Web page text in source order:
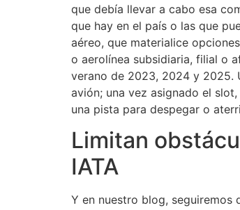
que debía llevar a cabo esa
que hay en el país o las que
aéreo, que materialice
o aerolínea subsidiaria, filial o
verano de 2023, 2024 y 2025.
avión; una vez asignado el
una pista para despegar o
Limitan
IATA
Y en nuestro blog, seguiremos